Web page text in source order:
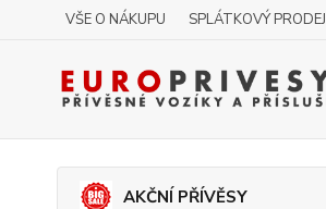
VŠE O NÁKUPU SPLÁTKOVÝ PRODEJ
AKČNÍ PŘÍVĚSY